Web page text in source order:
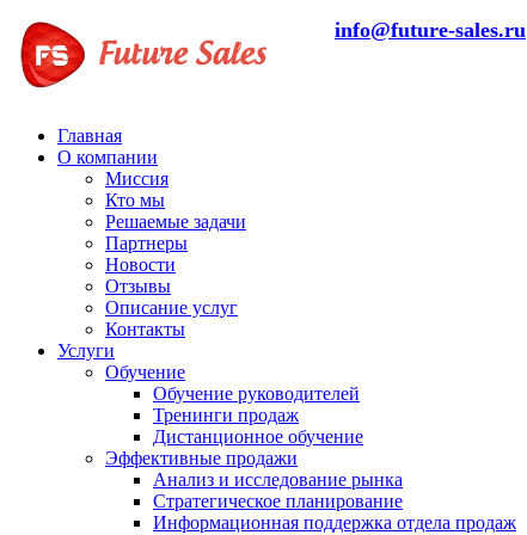
info@future-sales.ru
Главная
О компании
Миссия
Кто мы
Решаемые задачи
Партнеры
Новости
Отзывы
Описание услуг
Контакты
Услуги
Обучение
Обучение руководителей
Тренинги продаж
Дистанционное обучение
Эффективные продажи
Анализ и исследование рынка
Стратегическое планирование
Информационная поддержка отдела продаж